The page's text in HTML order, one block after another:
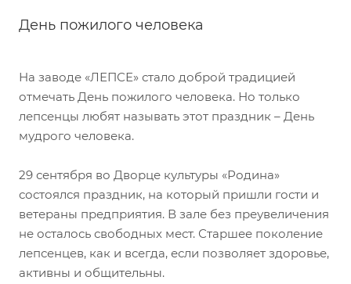
День пожилого человека
На заводе «ЛЕПСЕ» стало доброй традицией
отмечать День пожилого человека. Но только
лепсенцы любят называть этот праздник – День
мудрого человека.
29 сентября во Дворце культуры «Родина»
состоялся праздник, на который пришли гости и
ветераны предприятия. В зале без преувеличения
не осталось свободных мест. Старшее поколение
лепсенцев, как и всегда, если позволяет здоровье,
активны и общительны.